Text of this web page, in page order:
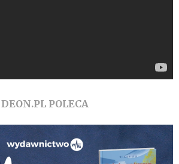
DEON.PL POLECA